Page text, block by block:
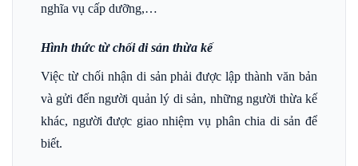
nghĩa vụ cấp dưỡng,…
Hình thức từ chối di sản thừa kế
Việc từ chối nhận di sản phải được lập thành văn bản
và gửi đến người quản lý di sản, những người thừa kế
khác, người được giao nhiệm vụ phân chia di sản để
biết.